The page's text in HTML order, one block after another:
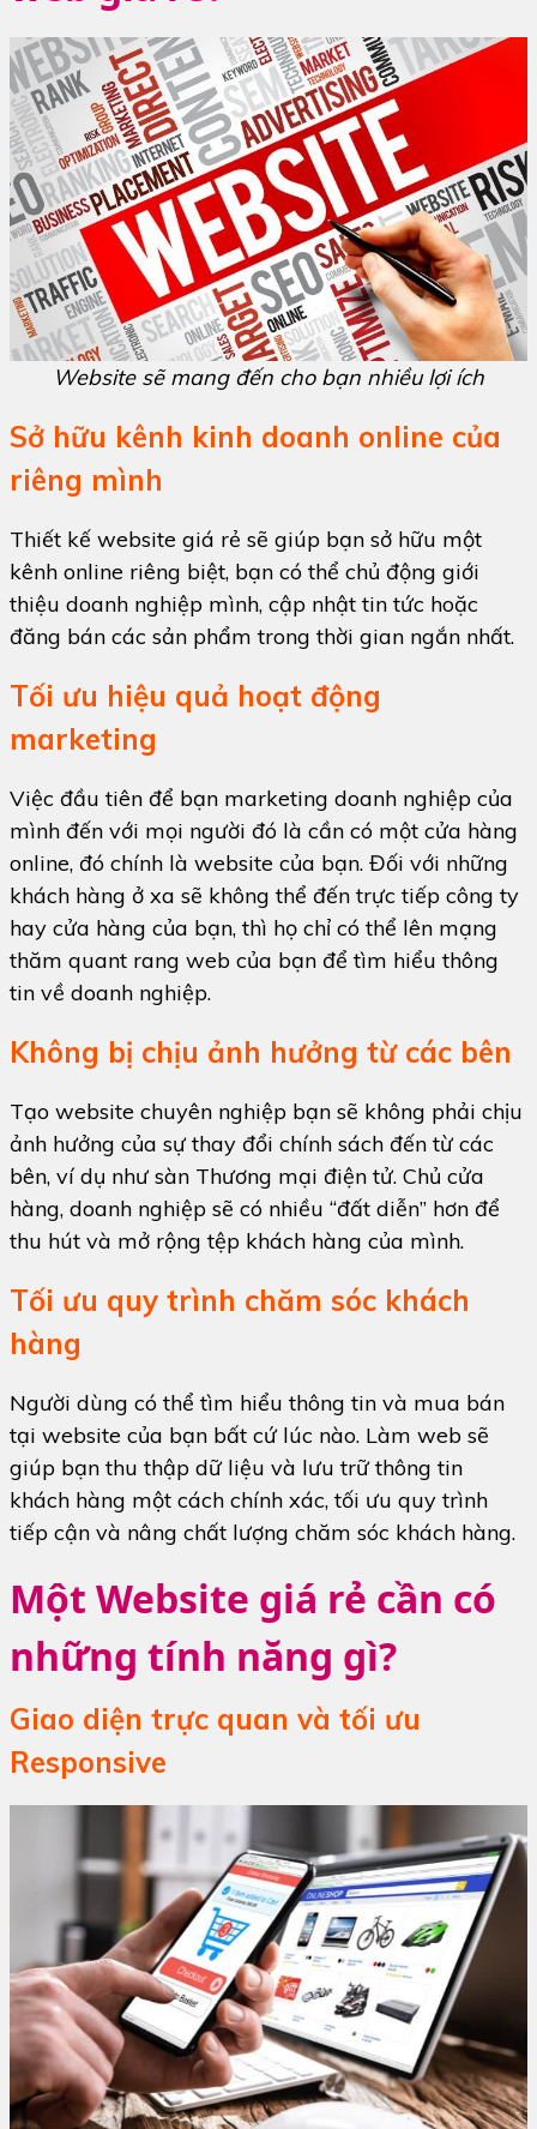
Website sẽ mang đến cho bạn nhiều lợi ích
Sở hữu kênh kinh doanh online của
riêng mình
Thiết kế website giá rẻ sẽ giúp bạn sở hữu một
kênh online riêng biệt, bạn có thể chủ động giới
thiệu doanh nghiệp mình, cập nhật tin tức hoặc
đăng bán các sản phẩm trong thời gian ngắn nhất.
Tối ưu hiệu quả hoạt động
marketing
Việc đầu tiên để bạn marketing doanh nghiệp của
mình đến với mọi người đó là cần có một cửa hàng
online, đó chính là website của bạn. Đối với những
khách hàng ở xa sẽ không thể đến trực tiếp công ty
hay cửa hàng của bạn, thì họ chỉ có thể lên mạng
thăm quant rang web của bạn để tìm hiểu thông
tin về doanh nghiệp.
Không bị chịu ảnh hưởng từ các bên
Tạo website chuyên nghiệp bạn sẽ không phải chịu
ảnh hưởng của sự thay đổi chính sách đến từ các
bên, ví dụ như sàn Thương mại điện tử. Chủ cửa
hàng, doanh nghiệp sẽ có nhiều “đất diễn” hơn để
thu hút và mở rộng tệp khách hàng của mình.
Tối ưu quy trình chăm sóc khách
hàng
Người dùng có thể tìm hiểu thông tin và mua bán
tại website của bạn bất cứ lúc nào. Làm web sẽ
giúp bạn thu thập dữ liệu và lưu trữ thông tin
khách hàng một cách chính xác, tối ưu quy trình
tiếp cận và nâng chất lượng chăm sóc khách hàng.
Một Website giá rẻ cần có
những tính năng gì?
Giao diện trực quan và tối ưu
Responsive